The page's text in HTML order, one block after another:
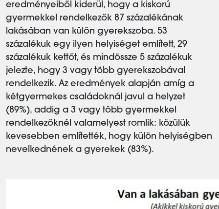
eredményeiből kiderül, hogy a kiskorú
gyermekkel rendelkezők 87 százalékának
lakásában van külön gyerekszoba. 53
százalékuk egy ilyen helyiséget említett, 29
százalékuk kettőt, és mindössze 5 százalékuk
jelezte, hogy 3 vagy több gyerekszobával
rendelkezik. Az eredmények alapján amíg a
kétgyermekes családoknál javul a helyzet
(89%), addig a 3 vagy több gyermekkel
rendelkezőknél valamelyest romlik: közülük
kevesebben említették, hogy külön helyiségben
nevelkednének a gyerekek (83%).